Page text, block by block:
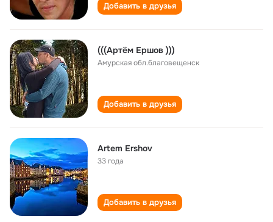
Добавить в друзья
(((Артём Ершов )))
Амурская обл.благовещенск
Добавить в друзья
Artem Ershov
33 года
Добавить в друзья